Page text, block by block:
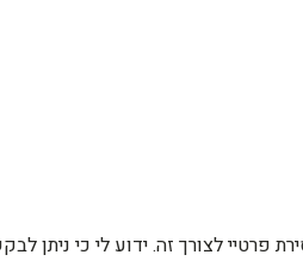
פרטיי לצורך זה. ידוע לי כי